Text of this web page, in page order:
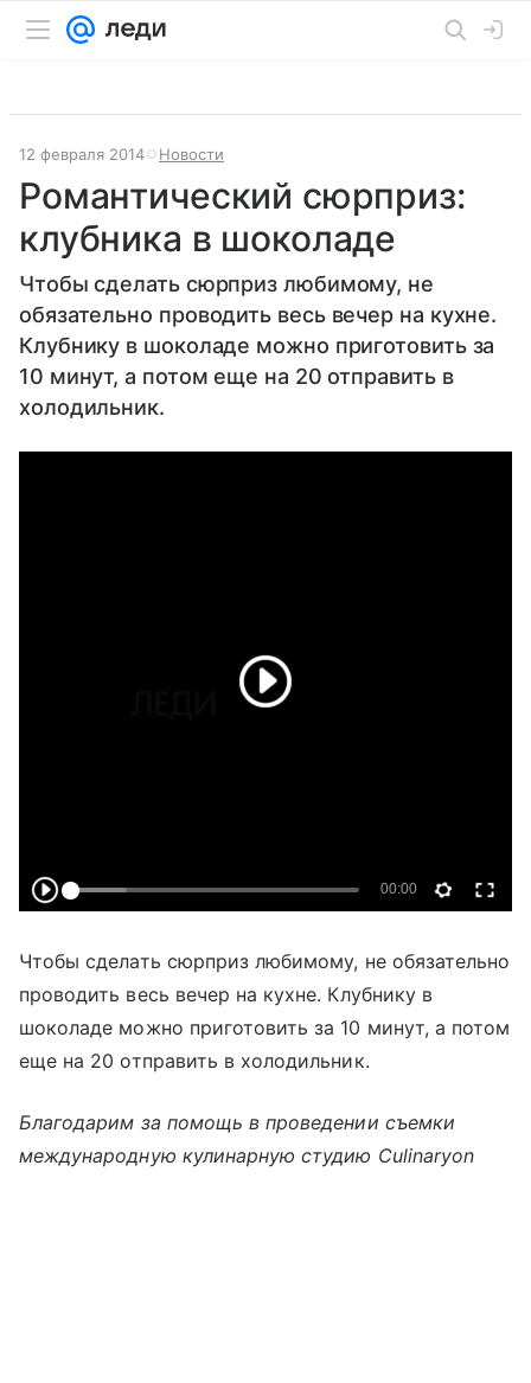
12 февраля 2014 Новости
Романтический сюрприз:
клубника в шоколаде
Чтобы сделать сюрприз любимому, не
обязательно проводить весь вечер на кухне.
Клубнику в шоколаде можно приготовить за
10 минут, а потом еще на 20 отправить в
холодильник.
Чтобы сделать сюрприз любимому, не обязательно
проводить весь вечер на кухне. Клубнику в
шоколаде можно приготовить за 10 минут, а потом
еще на 20 отправить в холодильник.
Благодарим за помощь в проведении съемки
международную кулинарную студию Culinaryon